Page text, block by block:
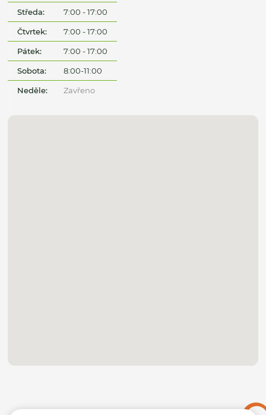
Středa: 7:00 - 17:00
Čtvrtek: 7:00 - 17:00
Pátek: 7:00 - 17:00
Sobota: 8:00-11:00
Neděle: Zavřeno